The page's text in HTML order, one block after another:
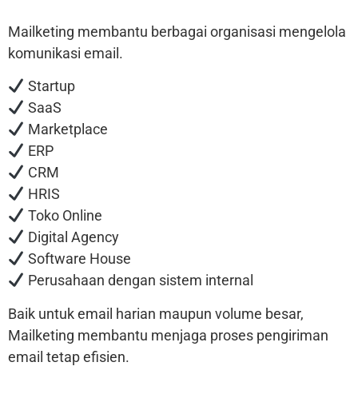
Mailketing membantu berbagai organisasi mengelola
komunikasi email.
Startup
SaaS
Marketplace
ERP
CRM
HRIS
Toko Online
Digital Agency
Software House
Perusahaan dengan sistem internal
Baik untuk email harian maupun volume besar,
Mailketing membantu menjaga proses pengiriman
email tetap efisien.